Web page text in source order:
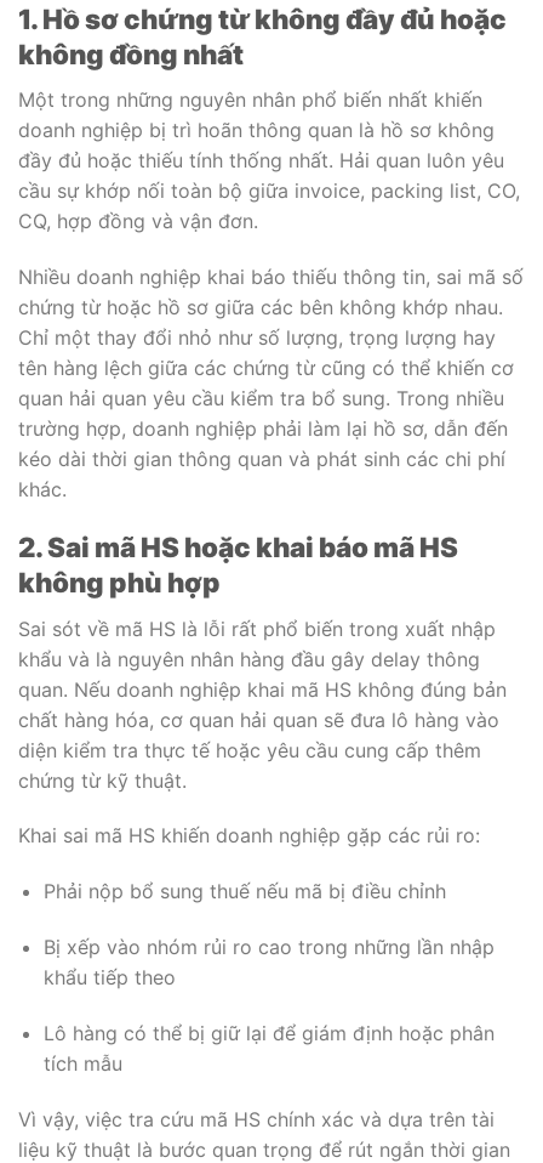
1. Hồ sơ chứng từ không đầy đủ hoặc
không đồng nhất
Một trong những nguyên nhân phổ biến nhất khiến
doanh nghiệp bị trì hoãn thông quan là hồ sơ không
đầy đủ hoặc thiếu tính thống nhất. Hải quan luôn yêu
cầu sự khớp nối toàn bộ giữa invoice, packing list, CO,
CQ, hợp đồng và vận đơn.
Nhiều doanh nghiệp khai báo thiếu thông tin, sai mã số
chứng từ hoặc hồ sơ giữa các bên không khớp nhau.
Chỉ một thay đổi nhỏ như số lượng, trọng lượng hay
tên hàng lệch giữa các chứng từ cũng có thể khiến cơ
quan hải quan yêu cầu kiểm tra bổ sung. Trong nhiều
trường hợp, doanh nghiệp phải làm lại hồ sơ, dẫn đến
kéo dài thời gian thông quan và phát sinh các chi phí
khác.
2. Sai mã HS hoặc khai báo mã HS
không phù hợp
Sai sót về mã HS là lỗi rất phổ biến trong xuất nhập
khẩu và là nguyên nhân hàng đầu gây delay thông
quan. Nếu doanh nghiệp khai mã HS không đúng bản
chất hàng hóa, cơ quan hải quan sẽ đưa lô hàng vào
diện kiểm tra thực tế hoặc yêu cầu cung cấp thêm
chứng từ kỹ thuật.
Khai sai mã HS khiến doanh nghiệp gặp các rủi ro:
Phải nộp bổ sung thuế nếu mã bị điều chỉnh
Bị xếp vào nhóm rủi ro cao trong những lần nhập
khẩu tiếp theo
Lô hàng có thể bị giữ lại để giám định hoặc phân
tích mẫu
Vì vậy, việc tra cứu mã HS chính xác và dựa trên tài
liệu kỹ thuật là bước quan trọng để rút ngắn thời gian